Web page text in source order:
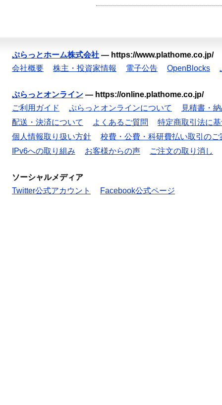
ぷらっとホーム株式会社 — https://www.plathome.co.jp/
会社概要
株主・投資家情報 電子公告 OpenBlocks
ぷらっとオンライン — https://online.plathome.co.jp/
ご利用ガイド
ぷらっとオンラインについて
見積書・
配送・決済について
よくあるご質問
特定商取引法に
個人情報取り扱い方針
校費・公費・科研費払い取引のご
IPv6への取り組み
お客様からの声 ご注文の取り消し
ソーシャルメディア
Twitter公式アカウント
Facebook公式ページ